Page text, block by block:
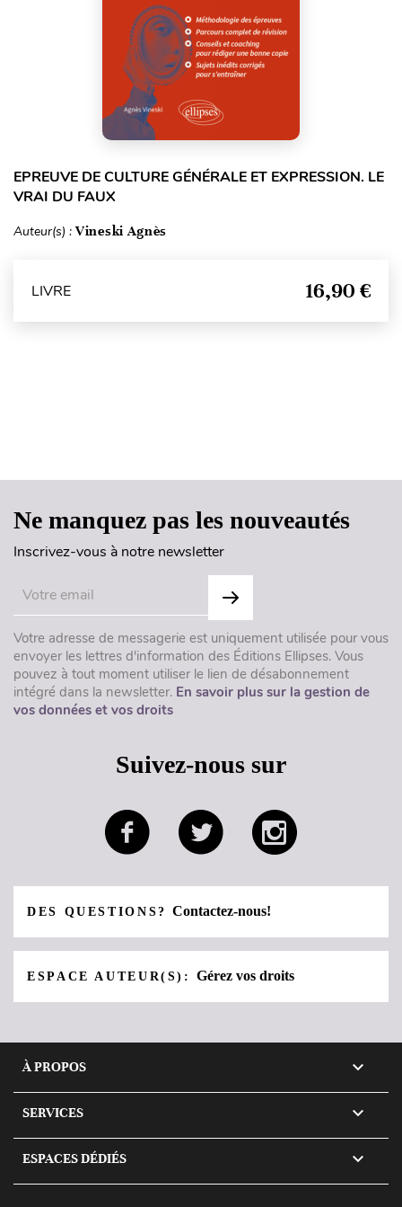
EPREUVE DE CULTURE GÉNÉRALE ET EXPRESSION. LE
VRAI DU FAUX
Auteur(s) : Vineski Agnès
LIVRE 16,90 €
Ne manquez pas les nouveautés
Inscrivez-vous à notre newsletter
Votre adresse de messagerie est uniquement utilisée pour vous
envoyer les lettres d'information des Éditions Ellipses. Vous
pouvez à tout moment utiliser le lien de désabonnement
intégré dans la newsletter. En savoir plus sur la gestion de
vos données et vos droits
Suivez-nous sur
DES QUESTIONS?Contactez-nous!
ESPACE AUTEUR(S):Gérez vos droits
À PROPOS 
SERVICES 
ESPACES DÉDIÉS 